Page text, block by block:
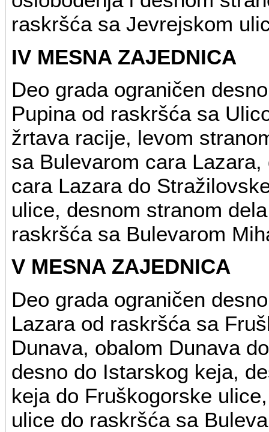
raskršća sa Jevrejskom
IV MESNA ZAJEDNICA
Deo grada ograničen
Pupina od raskršća sa
žrtava racije, levom
sa Bulevarom cara
cara Lazara do
ulice, desnom stranom
raskršća sa Bulevarom
V MESNA ZAJEDNICA
Deo grada ograničen
Lazara od raskršća sa
Dunava, obalom Dunava
desno do Istarskog keja,
keja do Fruškogorske
ulice do raskršća sa